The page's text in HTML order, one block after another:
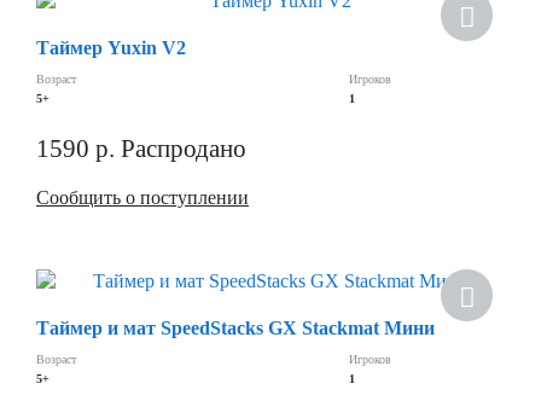
Таймер Yuxin V2
Возраст
5+
Игроков
1
1590 р. Распродано
Сообщить о поступлении
Таймер и мат SpeedStacks GX Stackmat Мини
Возраст
5+
Игроков
1